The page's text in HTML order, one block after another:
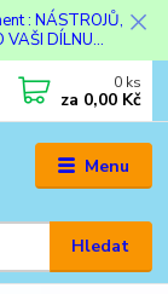
: NÁSTROJŮ,
VAŠI DÍLNU...
Menu
Hledat
0 ks
za 0,00 Kč